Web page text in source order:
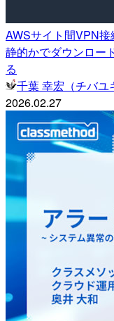
AWSサイト間VPN
静的かでダウンロー
る
千葉 幸宏（チバユ
2026.02.27